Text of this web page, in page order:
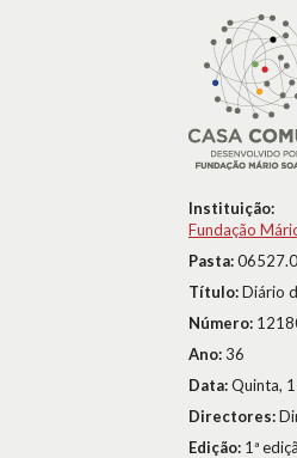
Instituição:
Fundação
Pasta:
Título:Diário
Número:
Ano:36
Data:Quinta,
Directores:
Edição: 1ª